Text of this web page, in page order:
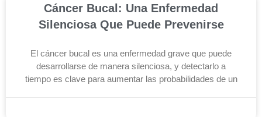
Cáncer Bucal: Una Enfermedad
Silenciosa Que Puede Prevenirse
El cáncer bucal es una enfermedad grave que puede
desarrollarse de manera silenciosa, y detectarlo a
tiempo es clave para aumentar las probabilidades de un